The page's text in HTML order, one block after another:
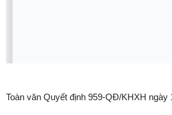
Toàn văn Quyết định 959-QĐ/KHXH ngày